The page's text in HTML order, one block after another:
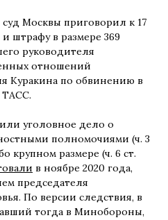
Москвы приговорил к 17
штрафу в размере 369
руководителя
отношений
Куракина по обвинению в
ТАСС.
уголовное дело о
полномочиями (ч. 3
крупном размере (ч. 6 ст.
в ноябре 2020 года,
председателя
По версии следствия, в
тогда в Минобороны,